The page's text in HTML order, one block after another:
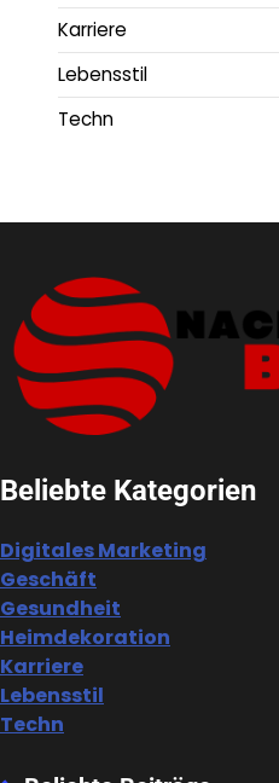
Karriere
Lebensstil
Techn
Beliebte Kategorien
Digitales Marketing
Geschäft
Gesundheit
Heimdekoration
Karriere
Lebensstil
Techn